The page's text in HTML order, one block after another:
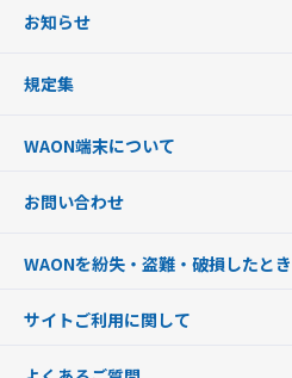
フードバンク応援WAON
ご当地WAON
G.G WAON
WAONカード・WAONカードプラス
モバイルWAON
提携WAONカード
お知らせ
規定集
WAON端末について
WAONネットステーション
新型WAONステーション
WAONチャージャーmini
お問い合わせ
WAONを紛失・盗難・破損したと
WAONカードの拾得について
サイトご利用に関して